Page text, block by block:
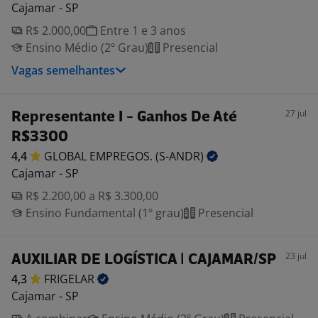
Cajamar - SP
R$ 2.000,00
Entre 1 e 3 anos
Ensino Médio (2º Grau)
Presencial
Vagas semelhantes
Representante I - Ganhos De Até
R$3300
27 jul
4,4 GLOBAL EMPREGOS. (S-ANDR)
Cajamar - SP
R$ 2.200,00 a R$ 3.300,00
Ensino Fundamental (1º grau)
Presencial
AUXILIAR DE LOGÍSTICA | CAJAMAR/SP 23 jul
4,3
FRIGELAR
Cajamar - SP